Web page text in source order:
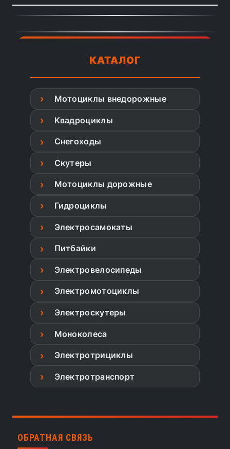
КАТАЛОГ
Мотоциклы внедорожные
Квадроциклы
Снегоходы
Скутеры
Мотоциклы дорожные
Гидроциклы
Электросамокаты
Питбайки
Электровелосипеды
Электромотоциклы
Электроскутеры
Моноколеса
Электротрициклы
Электротранспорт
ОБРАТНАЯ СВЯЗЬ